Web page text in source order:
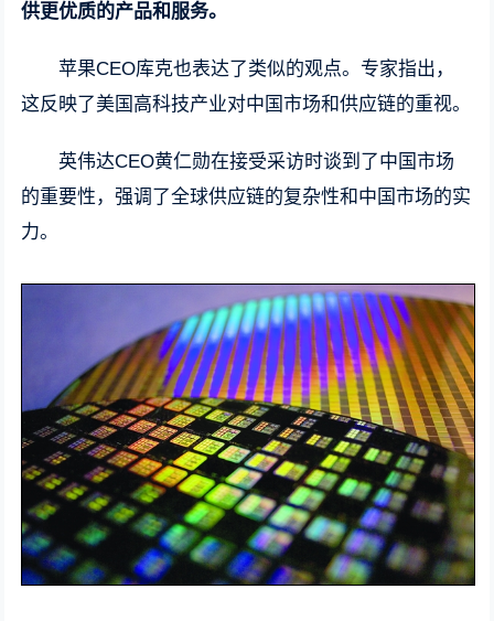
供更优质的产品和服务。
苹果CEO库克也表达了类似的观点。专家指出，
这反映了美国高科技产业对中国市场和供应链的重视。
英伟达CEO黄仁勋在接受采访时谈到了中国市场
的重要性，强调了全球供应链的复杂性和中国市场的实
力。